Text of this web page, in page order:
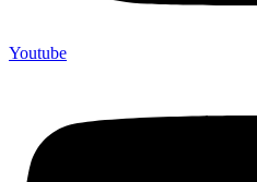
Youtube